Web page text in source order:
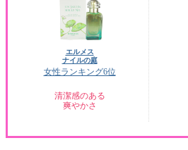
エルメス
ナイルの庭
女性ランキング6位
清潔感のある
爽やかさ